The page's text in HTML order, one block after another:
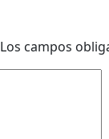
Los campos